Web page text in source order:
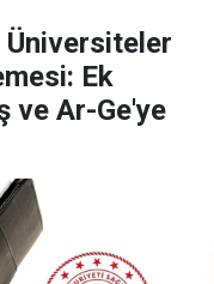
Üniversiteler
Ek
ve Ar-Ge'ye